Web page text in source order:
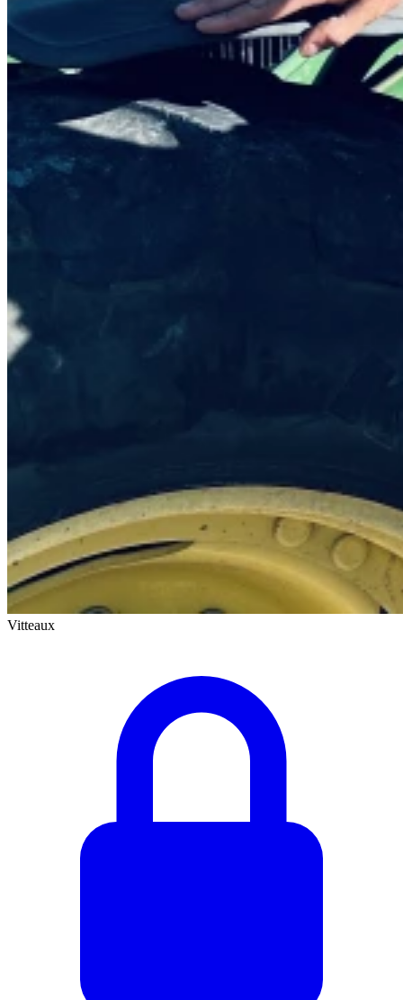
Vitteaux